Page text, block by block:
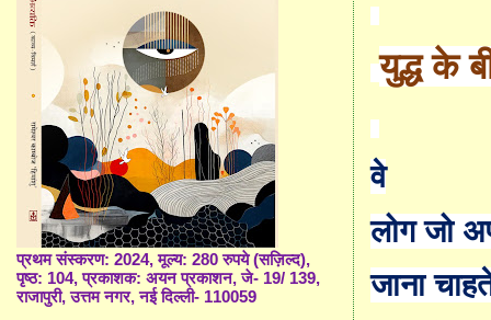
युद्ध के
वे
लोग जो
जाना
प्रथम संस्करण: 2024, मूल्य: 280 रुपये (सज़िल्द),
पृष्ठ: 104, प्रकाशक: अयन प्रकाशन, जे- 19/ 139,
राजापुरी, उत्तम नगर, नई दिल्ली- 110059